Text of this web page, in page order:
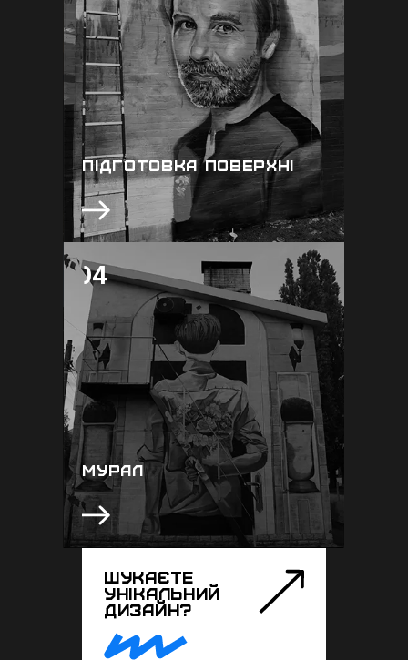
ПІДГОТОВКА ПОВЕРХНІ
Ми підготовлюємо поверхню, перед
нанесенням малюнку, попередньо
аналізуючи потреби в ремонтних
роботах. За рахунок цього наші
малюнки мають здатнісь витримувати
погодні умови та бути в
первозданному вигляді понад 5 років
після нанесення
04
МУРАЛ
04
Якщо вам хочеться поглянути на
мистецво яке вражає своєю формою
та величчу, то мурал саме для вас.
Ніхто не залишиться байдужим від
погляду на картину, розміром з
багатоповерхівку. Якщо вам хочеться
змінити сприйняття простору міського
середовища - то вам до нас
ШУКАЄТЕ
УНІКАЛЬНИЙ
ДИЗАЙН?